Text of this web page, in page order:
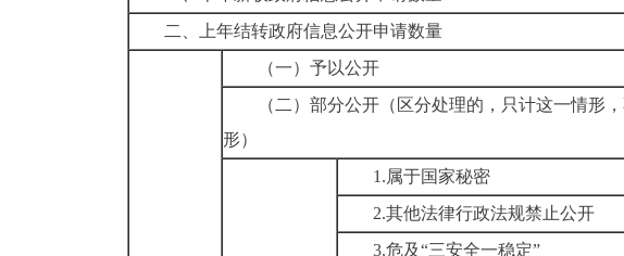
二、上年结转政府信息公开申请数量
（一）予以公开
（二）部分公开 （区分处理的，只计这一情形
形）
1.属于国家秘密
2.其他法律行政法规禁止公开
3.危及“三安全一稳定”